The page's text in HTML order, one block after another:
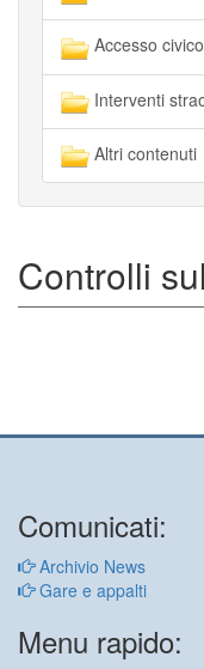
Accesso civico
Interventi
Altri contenuti
Controlli
Comunicati:
Archivio News
Gare e appalti
Menu rapido: